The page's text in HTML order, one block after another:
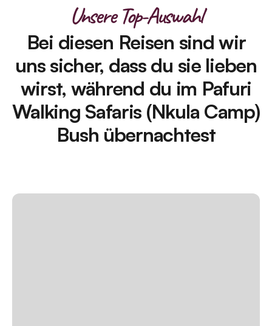
Unsere Top-Auswahl
Bei diesen Reisen sind wir
uns sicher, dass du sie lieben
wirst, während du im Pafuri
Walking Safaris (Nkula Camp)
Bush übernachtest